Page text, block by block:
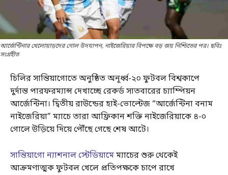
আর্জেন্টিনার খেলোয়াড়দের গোল উদযাপন, নাইজেরিয়ার বিপক্ষে বড় জয় নিশ্চিতের পর। ছবিঃ
সংগ্রহীত
চিলির সান্তিয়াগোতে অনুষ্ঠিত অনূর্ধ্ব-২০ ফুটবল বিশ্বকাপে
দুর্দান্ত পারফরম্যান্স দেখাচ্ছে রেকর্ড সাতবারের চ্যাম্পিয়ন
আর্জেন্টিনা। দ্বিতীয় রাউন্ডের হাই-ভোল্টেজ “আর্জেন্টিনা বনাম
নাইজেরিয়া” ম্যাচে তারা আফ্রিকান শক্তি নাইজেরিয়াকে ৪-০
গোলে উড়িয়ে দিয়ে পৌঁছে গেছে শেষ আটে।
সান্তিয়াগো ন্যাশনাল স্টেডিয়ামেম্যাচের শুরু থেকেই
আক্রমণাত্মক ফুটবল খেলে প্রতিপক্ষকে চাপে রাখে